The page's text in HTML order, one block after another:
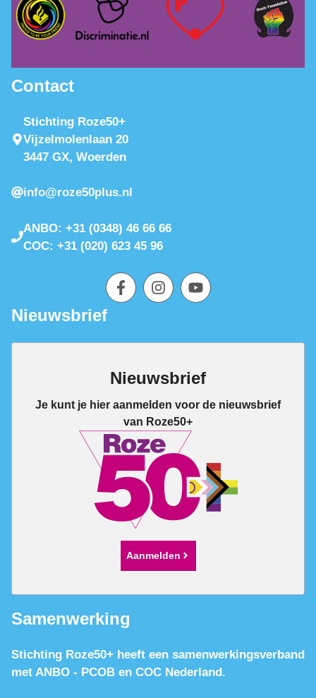
Contact
Stichting Roze50+
Vijzelmolenlaan 20
3447 GX, Woerden
info@roze50plus.nl
ANBO: +31 (0348) 46 66 66
COC: +31 (020) 623 45 96
Nieuwsbrief
Nieuwsbrief
Je kunt je hier aanmelden voor de nieuwsbrief
van Roze50+
Aanmelden
Samenwerking
Stichting Roze50+ heeft een samenwerkingsverband
met ANBO - PCOB en COC Nederland.